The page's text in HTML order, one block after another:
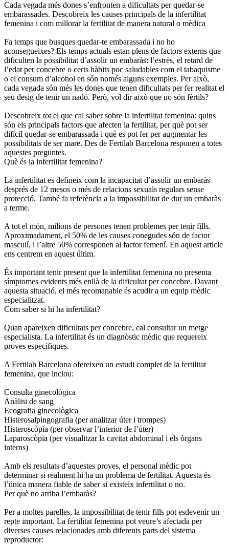
Cada vegada més dones s’enfronten a dificultats per quedar-se
embarassades. Descobreix les causes principals de la infertilitat
femenina i com millorar la fertilitat de manera natural o mèdica
Fa temps que busques quedar-te embarassada i no ho
aconsegueixes? Els temps actuals estan plens de factors externs que
dificulten la possibilitat d’assolir un embaràs: l’estrès, el retard de
l’edat per concebre o certs hàbits poc saludables com el tabaquisme
o el consum d’alcohol en són només alguns exemples. Per això,
cada vegada són més les dones que tenen dificultats per fer realitat el
seu desig de tenir un nadó. Però, vol dir això que no són fèrtils?
Descobreix tot el que cal saber sobre la infertilitat femenina: quins
són els principals factors que afecten la fertilitat, per què pot ser
difícil quedar-se embarassada i què es pot fer per augmentar les
possibilitats de ser mare. Des de Fertilab Barcelona responen a totes
aquestes preguntes.
Què és la infertilitat femenina?
La infertilitat es defineix com la incapacitat d’assolir un embaràs
després de 12 mesos o més de relacions sexuals regulars sense
protecció. També fa referència a la impossibilitat de dur un embaràs
a terme.
A tot el món, milions de persones tenen problemes per tenir fills.
Aproximadament, el 50% de les causes conegudes són de factor
masculí, i l’altre 50% corresponen al factor femení. En aquest article
ens centrem en aquest últim.
És important tenir present que la infertilitat femenina no presenta
símptomes evidents més enllà de la dificultat per concebre. Davant
aquesta situació, el més recomanable és acudir a un equip mèdic
especialitzat.
Com saber si hi ha infertilitat?
Quan apareixen dificultats per concebre, cal consultar un metge
especialista. La infertilitat és un diagnòstic mèdic que requereix
proves específiques.
A Fertilab Barcelona ofereixen un estudi complet de la fertilitat
femenina, que inclou:
Consulta ginecològica
Anàlisi de sang
Ecografia ginecològica
Histerosalpingografia (per analitzar úter i trompes)
Histeroscòpia (per observar l’interior de l’úter)
Laparoscòpia (per visualitzar la cavitat abdominal i els òrgans
interns)
Amb els resultats d’aquestes proves, el personal mèdic pot
determinar si realment hi ha un problema de fertilitat. Aquesta és
l’única manera fiable de saber si existeix infertilitat o no.
Per què no arriba l’embaràs?
Per a moltes parelles, la impossibilitat de tenir fills pot esdevenir un
repte important. La fertilitat femenina pot veure’s afectada per
diverses causes relacionades amb diferents parts del sistema
reproductor: